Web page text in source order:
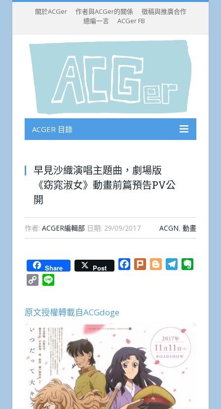
關於ACGer 作者與ACGer的關係
徵稿與推廣合作
總編一言
ACGer FB
ACGER 目錄
早見沙織演唱主題曲，劇場版
《窈窕淑女》動畫前篇預告PV公
開
作者: ACGER編輯部 日期: 29/09/2017 ACGN, 動畫
Share Post Facebook
Plurk BloggerTelegram
Copy
原文授權轉載自ACGdoge